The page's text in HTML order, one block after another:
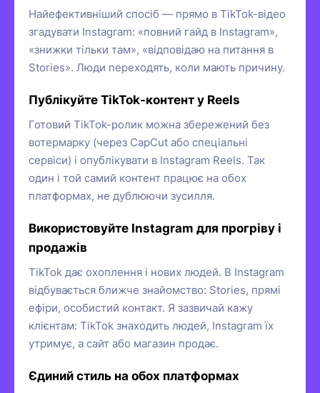
Найефективніший спосіб — прямо в TikTok-відео
згадувати Instagram: «повний гайд в Instagram»,
«знижки тільки там», «відповідаю на питання в
Stories». Люди переходять, коли мають причину.
Публікуйте TikTok-контент у Reels
Готовий TikTok-ролик можна збережений без
вотермарку (через CapCut або спеціальні
сервіси) і опублікувати в Instagram Reels. Так
один і той самий контент працює на обох
платформах, не дублюючи зусилля.
Використовуйте Instagram для прогріву і
продажів
TikTok дає охоплення і нових людей. В Instagram
відбувається ближче знайомство: Stories, прямі
ефіри, особистий контакт. Я зазвичай кажу
клієнтам: TikTok знаходить людей, Instagram їх
утримує, а сайт або магазин продає.
Єдиний стиль на обох платформах